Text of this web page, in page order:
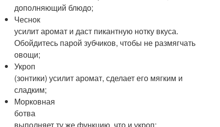
дополняющий блюдо;
Чеснок
усилит аромат и даст пикантную нотку вкуса.
Обойдитесь парой зубчиков, чтобы не размягчать
овощи;
Укроп
(зонтики) усилит аромат, сделает его мягким и
сладким;
Морковная
ботва